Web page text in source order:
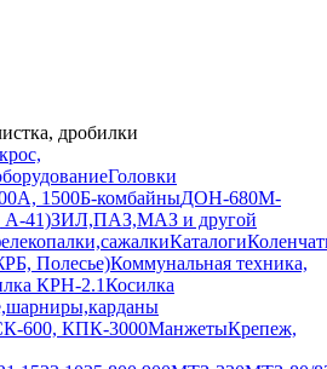
дробилки
Головки
1500Б-комбайныДОН-680М-
41)ЗИЛ,ПАЗ,МАЗ и другой
Каталоги
Полесье)Коммунальная техника,
КРН-2.1Косилка
600, КПК-3000МанжетыКрепеж,